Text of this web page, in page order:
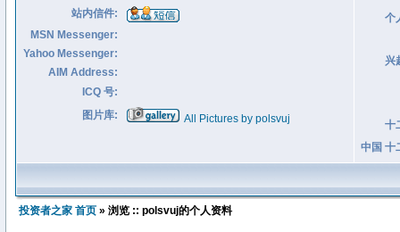
个
兴
十
中国 十
站内信件:
MSN Messenger:
Yahoo Messenger:
AIM Address:
ICQ 号:
图片库:
All Pictures by polsvuj
投资者之家 首页 » 浏览 :: polsvuj的个人资料